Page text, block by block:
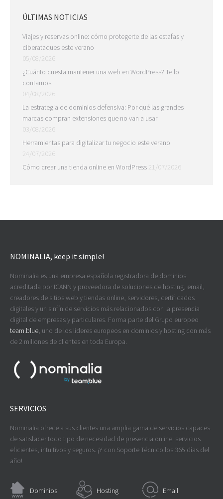
ÚLTIMAS NOTICIAS
Viajes y reservas online: cómo protegerte de las estafas y
ciberataques este verano
05/08/2026
¿Cuánto cuesta mantener una web en WordPress? Te lo
contamos
04/08/2026
La estrategia de dominios defensiva: Por qué las grandes
marcas compran extensiones que no van a usar
03/08/2026
Herramientas para digitalizar tu negocio este verano
24/07/2026
Cómo crear una tienda online en WordPress 21/07/2026
NOMINALIA, keep it simple!
Nominalia es una empresa española registradora de dominios
acreditada por ICANN y proveedora de soluciones de hosting, email,
creadores de sitios web y tiendas online, servidores, certificados
digitales y un sinfín de servicios más relacionados con la presencia
digital de empresas y particulares. Forma parte del Grupo europeo
team.blue, uno de los líderes europeos en dominios y hosting con más
de 2 millones de clientes en toda Europa.
SERVICIOS
Nominalia ofrece a sus clientes una amplia gama de servicios capaces
de satisfacer todo tipo de necesidad de presencia online: servicios
eficientes, intuitivos y seguros. ¡Y con Soporte Técnico los 365 días del
año!
Dominios Hosting Email